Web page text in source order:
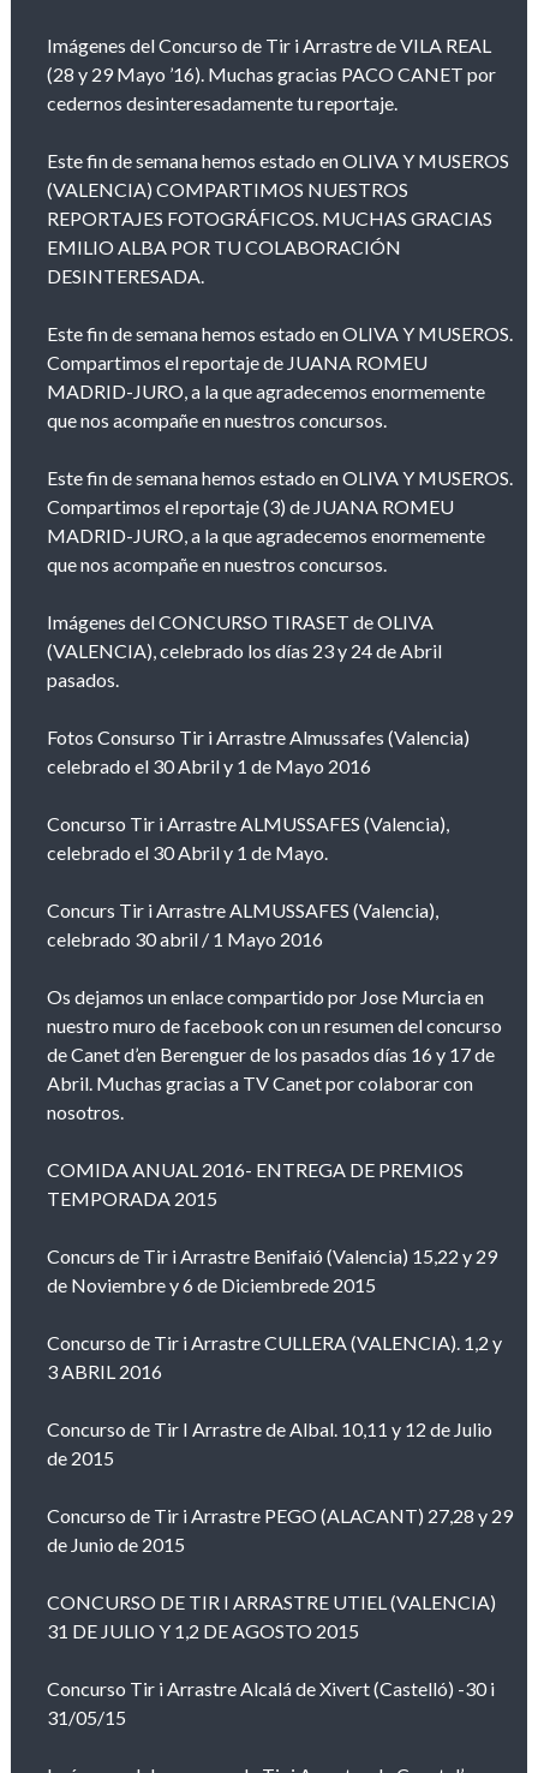
Imágenes del Concurso de Tir i Arrastre de VILA REAL
(28 y 29 Mayo ’16). Muchas gracias PACO CANET por
cedernos desinteresadamente tu reportaje.
Este fin de semana hemos estado en OLIVA Y MUSEROS
(VALENCIA) COMPARTIMOS NUESTROS
REPORTAJES FOTOGRÁFICOS. MUCHAS GRACIAS
EMILIO ALBA POR TU COLABORACIÓN
DESINTERESADA.
Este fin de semana hemos estado en OLIVA Y MUSEROS.
Compartimos el reportaje de JUANA ROMEU
MADRID-JURO, a la que agradecemos enormemente
que nos acompañe en nuestros concursos.
Este fin de semana hemos estado en OLIVA Y MUSEROS.
Compartimos el reportaje (3) de JUANA ROMEU
MADRID-JURO, a la que agradecemos enormemente
que nos acompañe en nuestros concursos.
Imágenes del CONCURSO TIRASET de OLIVA
(VALENCIA), celebrado los días 23 y 24 de Abril
pasados.
Fotos Consurso Tir i Arrastre Almussafes (Valencia)
celebrado el 30 Abril y 1 de Mayo 2016
Concurso Tir i Arrastre ALMUSSAFES (Valencia),
celebrado el 30 Abril y 1 de Mayo.
Concurs Tir i Arrastre ALMUSSAFES (Valencia),
celebrado 30 abril / 1 Mayo 2016
Os dejamos un enlace compartido por Jose Murcia en
nuestro muro de facebook con un resumen del concurso
de Canet d’en Berenguer de los pasados días 16 y 17 de
Abril. Muchas gracias a TV Canet por colaborar con
nosotros.
COMIDA ANUAL 2016- ENTREGA DE PREMIOS
TEMPORADA 2015
Concurs de Tir i Arrastre Benifaió (Valencia) 15,22 y 29
de Noviembre y 6 de Diciembrede 2015
Concurso de Tir i Arrastre CULLERA (VALENCIA). 1,2 y
3 ABRIL 2016
Concurso de Tir I Arrastre de Albal. 10,11 y 12 de Julio
de 2015
Concurso de Tir i Arrastre PEGO (ALACANT) 27,28 y 29
de Junio de 2015
CONCURSO DE TIR I ARRASTRE UTIEL (VALENCIA)
31 DE JULIO Y 1,2 DE AGOSTO 2015
Concurso Tir i Arrastre Alcalá de Xivert (Castelló) -30 i
31/05/15